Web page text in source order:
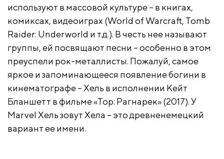
используют в массовой культуре – в книгах,
комиксах, видеоиграх (World of Warcraft, Tomb
Raider: Underworld и т.д.). В честь нее называют
группы, ей посвящают песни – особенно в этом
преуспели рок-металлисты. Пожалуй, самое
яркое и запоминающееся появление богини в
кинематографе – Хель в исполнении Кейт
Бланшетт в фильме «Тор: Рагнарек» (2017). У
Marvel Хель зовут Хела – это древненемецкий
вариант ее имени.